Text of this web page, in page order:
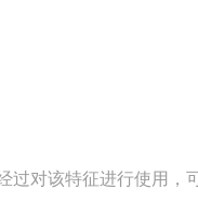
对该特征进行使用，